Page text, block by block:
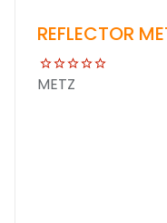
REFLECTOR
METZ